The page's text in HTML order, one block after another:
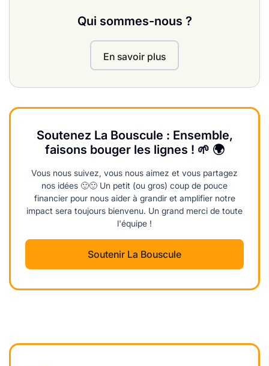
Qui sommes-nous ?
En savoir plus
Soutenez La Bouscule : Ensemble,
faisons bouger les lignes ! 🌱 🌍
Vous nous suivez, vous nous aimez et vous partagez
nos idées 🙂🙂 Un petit (ou gros) coup de pouce
financier pour nous aider à grandir et amplifier notre
impact sera toujours bienvenu. Un grand merci de toute
l'équipe !
Soutenir La Bouscule